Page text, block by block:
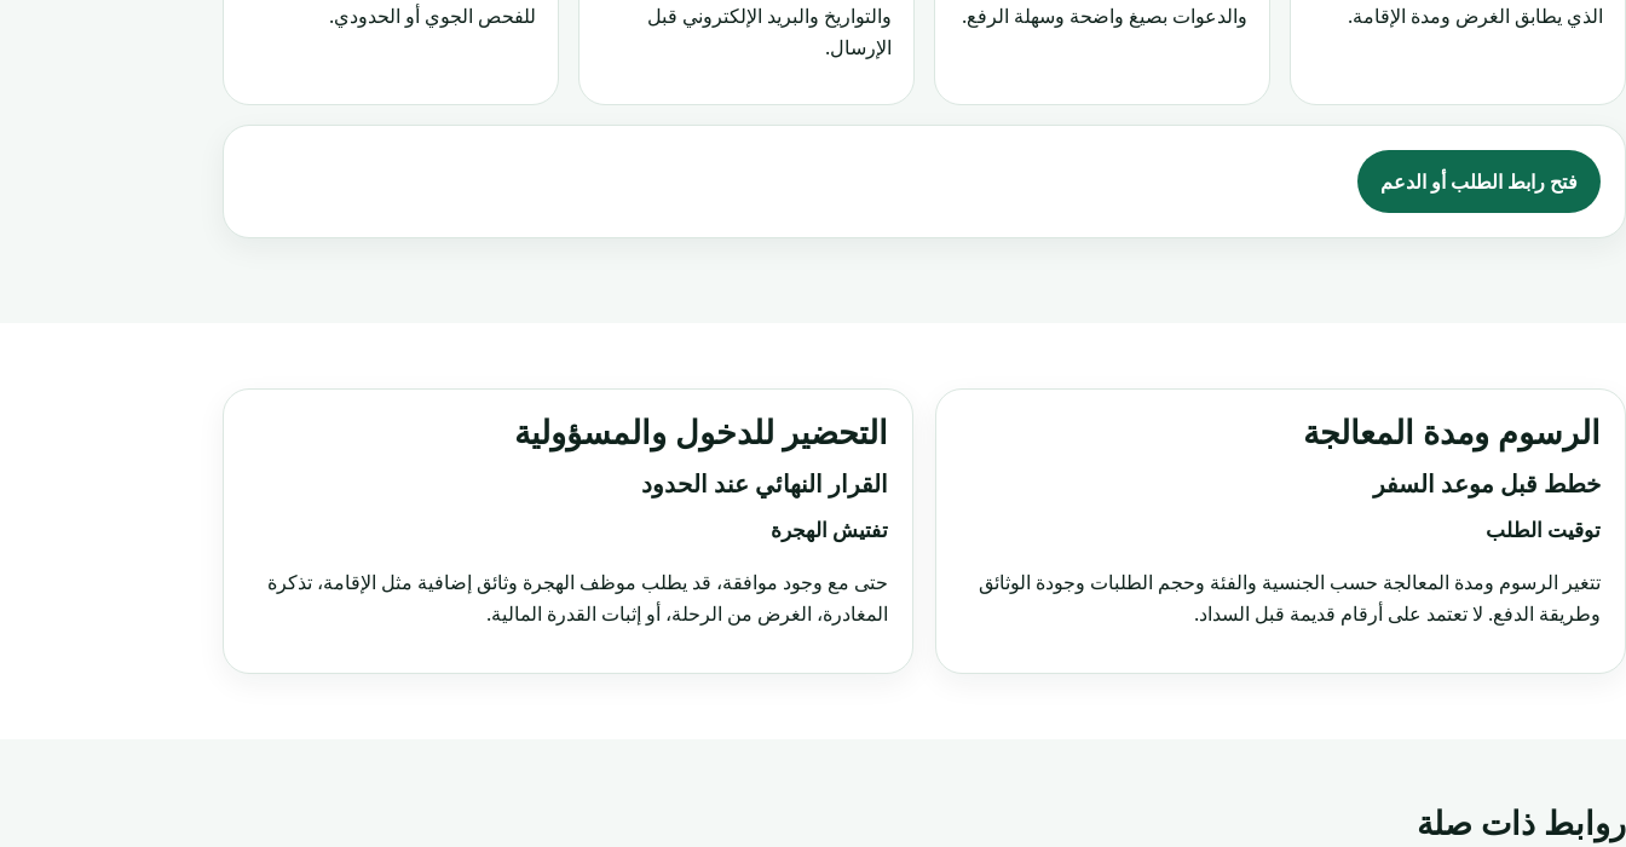
الذي يطابق الغرض ومدة الإقامة.
والدعوات بصيغ واضحة وسهلة الرفع.
والتواريخ والبريد الإلكتروني قبل
الإرسال.
للفحص الجوي أو الحدودي.
فتح رابط الطلب أو الدعم
الرسوم ومدة المعالجة
خطط قبل موعد السفر
توقيت الطلب
تتغير الرسوم ومدة المعالجة حسب الجنسية والفئة وحجم الطلبات وجودة الوثائق
وطريقة الدفع. لا تعتمد على أرقام قديمة قبل السداد.
التحضير للدخول والمسؤولية
القرار النهائي عند الحدود
تفتيش الهجرة
حتى مع وجود موافقة، قد يطلب موظف الهجرة وثائق إضافية مثل الإقامة، تذكرة
المغادرة، الغرض من الرحلة، أو إثبات القدرة المالية.
روابط ذات صلة